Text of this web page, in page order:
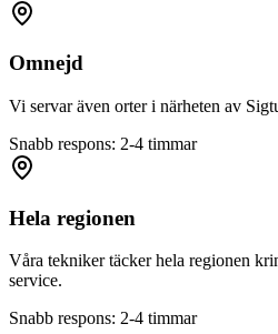
Omnejd
Vi servar även orter i närheten av
Snabb respons: 2-4 timmar
Hela regionen
Våra tekniker täcker hela regionen
service.
Snabb respons: 2-4 timmar